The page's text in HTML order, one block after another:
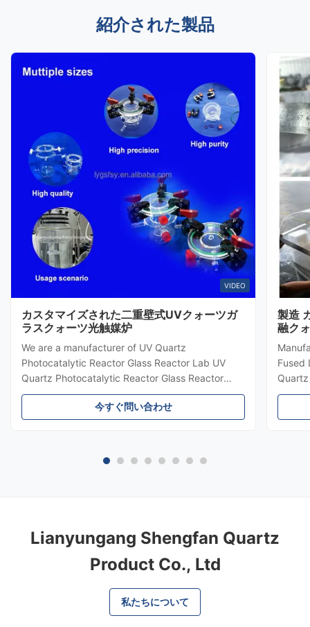
紹介された製品
VIDEO
カスタマイズされた二重壁式UVクォーツガ
ラスクォーツ光触媒炉
We are a manufacturer of UV Quartz
Photocatalytic Reactor Glass Reactor Lab UV
Quartz Photocatalytic Reactor Glass Reactor
LabCapacity design: Accept customized
according to your drawing and capacity. Quartz
Glass Tube Customized Service by Shengfan
今すぐ問い合わせ
製造
融ク
Fused
quality
levels
Lianyungang Shengfan Quartz
Product Co., Ltd
私たちについて